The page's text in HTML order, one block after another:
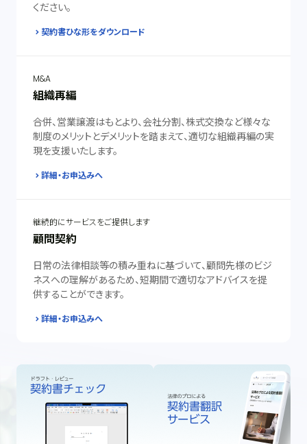
ください。
契約書ひな形をダウンロード
M&A
組織再編
合併、営業譲渡はもとより、会社分割、株式交換など様々な
制度のメリットとデメリットを踏まえて、適切な組織再編の実
現を支援いたします。
詳細・お申込みへ
継続的にサービスをご提供します
顧問契約
日常の法律相談等の積み重ねに基づいて、顧問先様のビジ
ネスへの理解があるため、短期間で適切なアドバイスを提
供することができます。
詳細・お申込みへ